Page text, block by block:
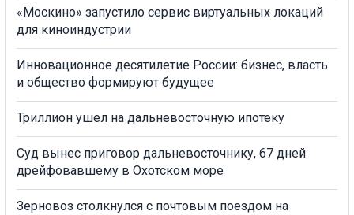
«Москино» запустило сервис виртуальных локаций
для киноиндустрии
Инновационное десятилетие России: бизнес, власть
и общество формируют будущее
Триллион ушел на дальневосточную ипотеку
Суд вынес приговор дальневосточнику, 67 дней
дрейфовавшему в Охотском море
Зерновоз столкнулся с почтовым поездом на